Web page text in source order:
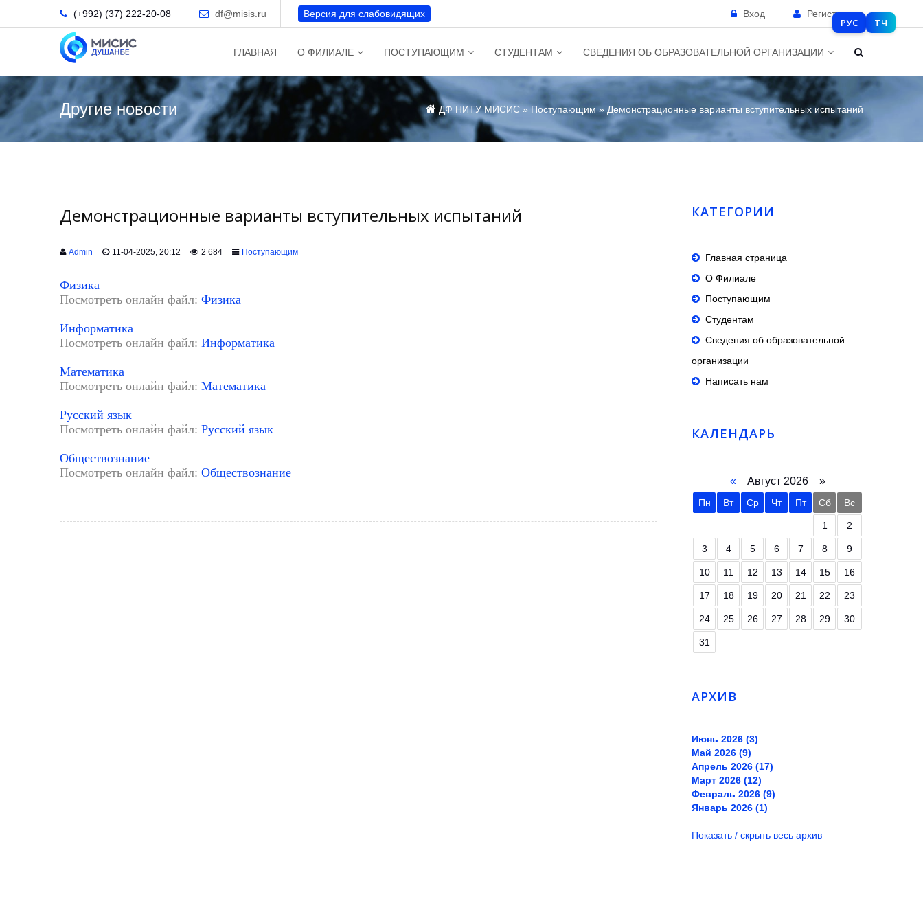
РУС ТЧ
(+992) (37) 222-20-08 df@misis.ru Версия для слабовидящих Вход Регистрация
ГЛАВНАЯ О ФИЛИАЛЕ ПОСТУПАЮЩИМ СТУДЕНТАМ СВЕДЕНИЯ ОБ ОБРАЗОВАТЕЛЬНОЙ ОРГАНИЗАЦИИ
Другие новости ДФ НИТУ МИСИС »Поступающим » Демонстрационные варианты вступительных испытаний
Демонстрационные варианты вступительных испытаний
Admin 11-04-2025, 20:12 2 684 Поступающим
Физика
Посмотреть онлайн файл: Физика
Информатика
Посмотреть онлайн файл: Информатика
Математика
Посмотреть онлайн файл: Математика
Русский язык
Посмотреть онлайн файл: Русский язык
Обществознание
Посмотреть онлайн файл: Обществознание
КАТЕГОРИИ
Главная страница
О Филиале
Поступающим
Студентам
Сведения об образовательной
организации
Написать нам
КАЛЕНДАРЬ
«Август 2026 »
Пн Вт Ср Чт Пт Сб Вс
1 2
3 4 5 6 7 8 9
10 11 12 13 14 15 16
17 18 19 20 21 22 23
24 25 26 27 28 29 30
31
АРХИВ
Июнь 2026 (3)
Май 2026 (9)
Апрель 2026 (17)
Март 2026 (12)
Февраль 2026 (9)
Январь 2026 (1)
Показать / скрыть весь архив